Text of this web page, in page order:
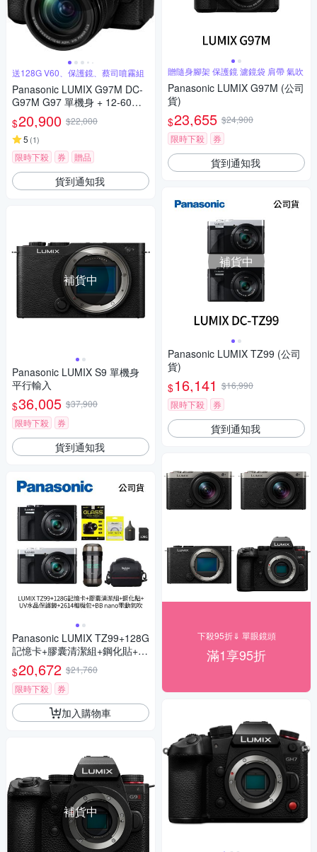
送128G V60、保護鏡、蔡司噴霧組
Panasonic LUMIX G97M DC-
G97M G97 單機身 + 12-60mm
變焦鏡組 公司貨
$20,900 $22,000
5 (1)
限時下殺 券 贈品
貨到通知我
補貨中
Panasonic LUMIX S9 單機身
平行輸入
$36,005 $37,900
限時下殺
券
貨到通知我
Panasonic LUMIX TZ99+128G
記憶卡+膠囊清潔組+鋼化貼+水
晶保護鏡+2614相機包+NITEC
ORE BB nano 迷你電動氣吹
(公司貨)
$20,672 $21,760
限時下殺
券
加入購物車
補貨中
贈隨身腳架 保護鏡 濾鏡袋 肩帶 氣吹
Panasonic LUMIX G97M (公司
貨)
$23,655 $24,900
限時下殺
券
貨到通知我
補貨中
Panasonic LUMIX TZ99 (公司
貨)
$16,141 $16,990
限時下殺
券
貨到通知我
下殺95折⇓ 單眼鏡頭
滿1享95折